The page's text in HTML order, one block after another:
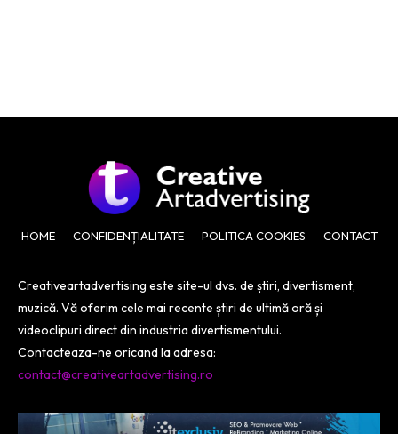
HOME CONFIDENȚIALITATE POLITICA COOKIES CONTACT
Creativeartadvertising este site-ul dvs. de știri, divertisment,
muzică. Vă oferim cele mai recente știri de ultimă oră și
videoclipuri direct din industria divertismentului.
Contacteaza-ne oricand la adresa:
contact@creativeartadvertising.ro